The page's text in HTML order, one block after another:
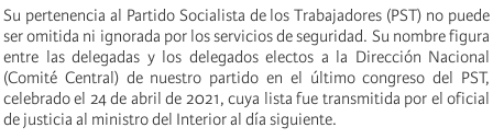
Su pertenencia al Partido Socialista de los Trabajadores (PST) no puede
ser omitida ni ignorada por los servicios de seguridad. Su nombre figura
entre las delegadas y los delegados electos a la Dirección Nacional
(Comité Central) de nuestro partido en el último congreso del PST,
celebrado el 24 de abril de 2021, cuya lista fue transmitida por el oficial
de justicia al ministro del Interior al día siguiente.